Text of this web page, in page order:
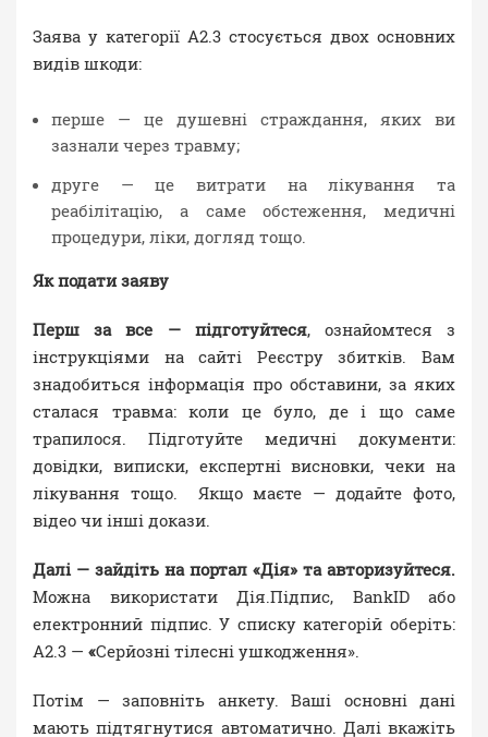
Заява у категорії A2.3 стосується двох основних
видів шкоди:
перше — це душевні страждання, яких ви
зазнали через травму;
друге — це витрати на лікування та
реабілітацію, а саме обстеження, медичні
процедури, ліки, догляд тощо.
Як подати заяву
Перш за все — підготуйтеся, ознайомтеся з
інструкціями на сайті Реєстру збитків. Вам
знадобиться інформація про обставини, за яких
сталася травма: коли це було, де і що саме
трапилося. Підготуйте медичні документи:
довідки, виписки, експертні висновки, чеки на
лікування тощо. Якщо маєте — додайте фото,
відео чи інші докази.
Далі — зайдіть на портал «Дія» та авторизуйтеся.
Можна використати Дія.Підпис, BankID або
електронний підпис. У списку категорій оберіть:
A2.3 — «Серйозні тілесні ушкодження».
Потім — заповніть анкету. Ваші основні дані
мають підтягнутися автоматично. Далі вкажіть